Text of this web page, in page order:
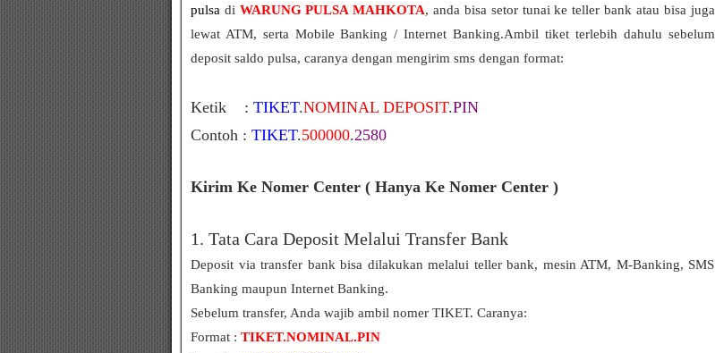
pulsa di WARUNG PULSA MAHKOTA, anda bisa setor tunai ke teller bank atau bisa juga
lewat ATM, serta Mobile Banking / Internet Banking.Ambil tiket terlebih dahulu sebelum
deposit saldo pulsa, caranya dengan mengirim sms dengan format:
Ketik : TIKET.NOMINAL DEPOSIT.PIN
Contoh : TIKET.500000.2580
Kirim Ke Nomer Center ( Hanya Ke Nomer Center )
1. Tata Cara Deposit Melalui Transfer Bank
Deposit via transfer bank bisa dilakukan melalui teller bank, mesin ATM, M-Banking, SMS
Banking maupun Internet Banking.
Sebelum transfer, Anda wajib ambil nomer TIKET. Caranya:
Format : TIKET.NOMINAL.PIN